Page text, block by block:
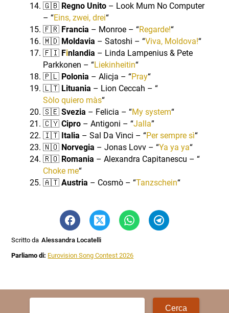
🇬🇧 Regno Unito – Look Mum No Computer
– “Eins, zwei, drei“
🇫🇷 Francia – Monroe – “Regarde!“
🇲🇩 Moldavia – Satoshi – “Viva, Moldova!“
🇫🇮 Finlandia – Linda Lampenius & Pete
Parkkonen – “Liekinheitin“
🇵🇱 Polonia – Alicja – “Pray“
🇱🇹 Lituania – Lion Ceccah – “
Sòlo quiero màs“
🇸🇪 Svezia – Felicia – “My system“
🇨🇾 Cipro– Antigoni – “Jalla”
🇮🇹 Italia – Sal Da Vinci – “Per sempre sì“
🇳🇴 Norvegia – Jonas Lovv – “Ya ya ya“
🇷🇴 Romania – Alexandra Capitanescu – “
Choke me“
🇦🇹 Austria – Cosmò – “Tanzschein“
Scritto da Alessandra Locatelli
Parliamo di: Eurovision Song Contest 2026
Ricerca